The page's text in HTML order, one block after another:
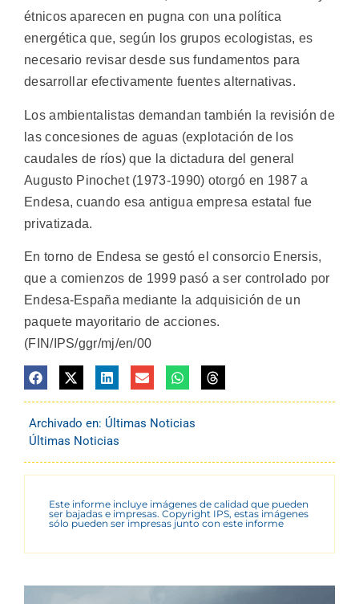
étnicos aparecen en pugna con una política
energética que, según los grupos ecologistas, es
necesario revisar desde sus fundamentos para
desarrollar efectivamente fuentes alternativas.
Los ambientalistas demandan también la revisión de
las concesiones de aguas (explotación de los
caudales de ríos) que la dictadura del general
Augusto Pinochet (1973-1990) otorgó en 1987 a
Endesa, cuando esa antigua empresa estatal fue
privatizada.
En torno de Endesa se gestó el consorcio Enersis,
que a comienzos de 1999 pasó a ser controlado por
Endesa-España mediante la adquisición de un
paquete mayoritario de acciones.
(FIN/IPS/ggr/mj/en/00
Archivado en: Últimas Noticias
Últimas Noticias
Este informe incluye imágenes de calidad que pueden
ser bajadas e impresas. Copyright IPS, estas imágenes
sólo pueden ser impresas junto con este informe